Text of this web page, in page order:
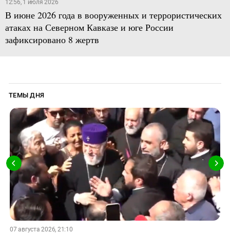
12:56, 1 июля 2026
В июне 2026 года в вооруженных и террористических
атаках на Северном Кавказе и юге России
зафиксировано 8 жертв
ТЕМЫ ДНЯ
07 августа 2026, 21:10